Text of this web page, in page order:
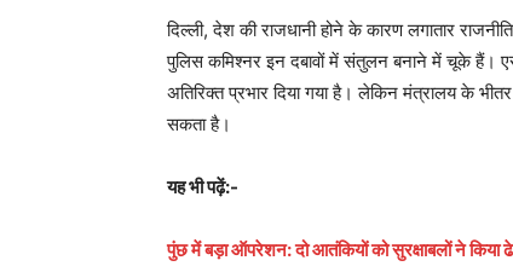
दिल्ली, देश की राजधानी होने के कारण लगातार
पुलिस कमिश्नर इन दबावों में संतुलन बनाने में चूके हैं।
अतिरिक्त प्रभार दिया गया है। लेकिन मंत्रालय के
सकता है।
यह भी पढ़ें:-
पुंछ में बड़ा ऑपरेशन: दो आतंकियों को सुरक्षाबलों ने किया